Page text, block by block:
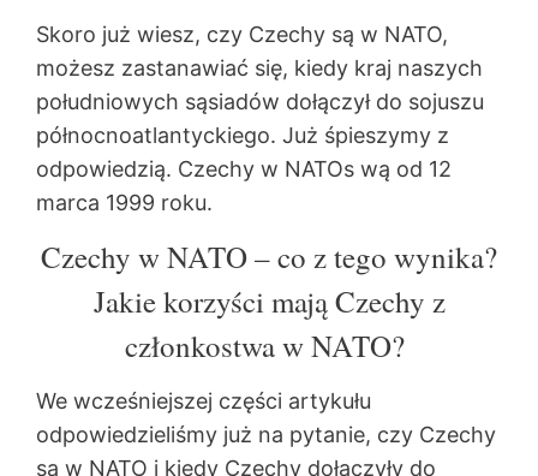
Skoro już wiesz, czy Czechy są w NATO,
możesz zastanawiać się, kiedy kraj naszych
południowych sąsiadów dołączył do sojuszu
północnoatlantyckiego. Już śpieszymy z
odpowiedzią. Czechy w NATOs wą od 12
marca 1999 roku.
Czechy w NATO – co z tego wynika?
Jakie korzyści mają Czechy z
członkostwa w NATO?
We wcześniejszej części artykułu
odpowiedzieliśmy już na pytanie, czy Czechy
są w NATO i kiedy Czechy dołączyły do